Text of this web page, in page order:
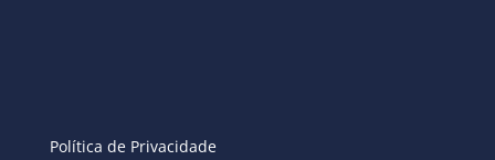
Política de Privacidade